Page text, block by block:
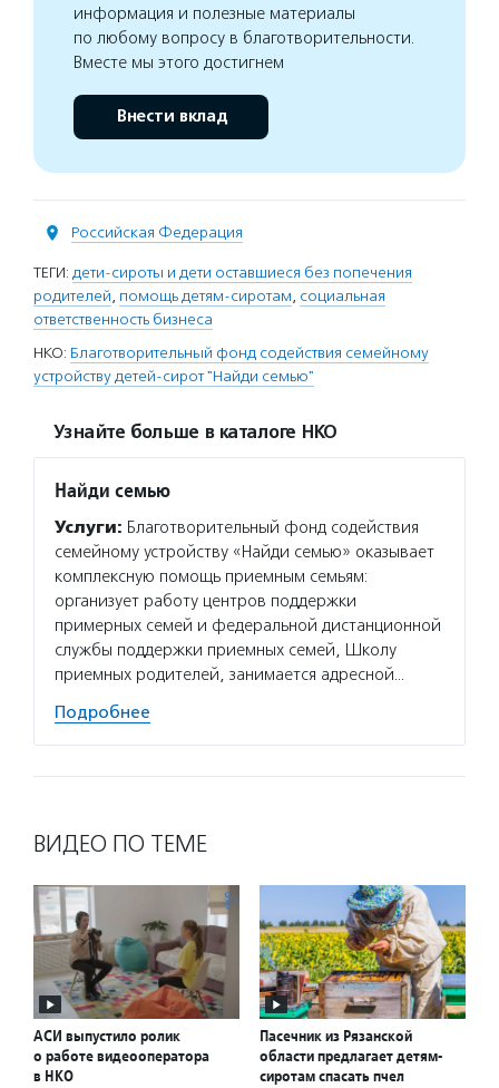
информация и полезные материалы
по любому вопросу в благотворительности.
Вместе мы этого достигнем
Внести вклад
Российская Федерация
ТЕГИ: дети-сироты и дети оставшиеся без попечения
родителей, помощь детям-сиротам, социальная
ответственность бизнеса
НКО: Благотворительный фонд содействия семейному
устройству детей-сирот "Найди семью"
Узнайте больше в каталоге НКО
Найди семью
Услуги: Благотворительный фонд содействия
семейному устройству «Найди семью» оказывает
комплексную помощь приемным семьям:
организует работу центров поддержки
примерных семей и федеральной дистанционной
службы поддержки приемных семей, Школу
приемных родителей, занимается адресной…
Подробнее
ВИДЕО ПО ТЕМЕ
АСИ выпустило ролик
о работе видеооператора
в НКО
Пасечник из Рязанской
области предлагает детям-
сиротам спасать пчел